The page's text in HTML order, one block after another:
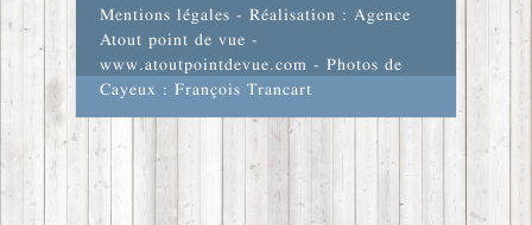
Mentions légales - Réalisation : Agence
Atout point de vue -
www.atoutpointdevue.com - Photos de
Cayeux : François Trancart